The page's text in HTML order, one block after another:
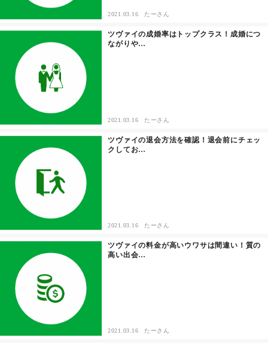
2021.03.16 たーさん
ツヴァイの成婚率はトップクラス！成婚につ
ながりや…
2021.03.16 たーさん
ツヴァイの退会方法を確認！退会前にチェッ
クしてお…
2021.03.16 たーさん
ツヴァイの料金が高いウワサは間違い！質の
高い出会…
2021.03.16 たーさん